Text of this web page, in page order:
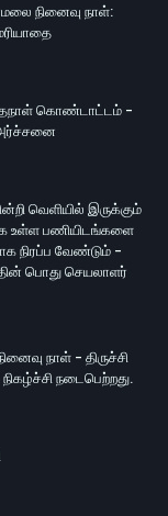
நினைவு நாள்:
கொண்டாட்டம் -
அர்ச்சனை
வெளியில் இருக்கும்
உள்ள பணியிடங்களை
நிரப்ப வேண்டும் -
பொது செயலாளர்
நாள் - திருச்சி
நடைபெற்றது.